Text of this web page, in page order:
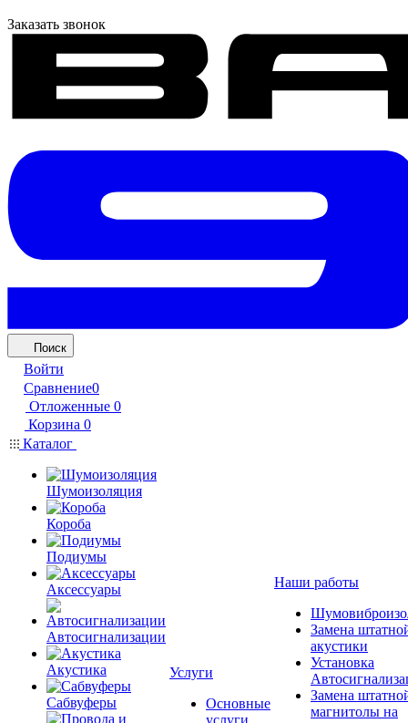
Заказать звонок
Поиск
Войти
Сравнение0
Отложенные 0
Корзина 0
Каталог
Шумоизоляция
Короба
Подиумы
Аксессуары
Автосигнализации
Акустика
Сабвуферы
Услуги
Основные
Наши работы
Замена
акустики
Установка
Замена
магнитолы на